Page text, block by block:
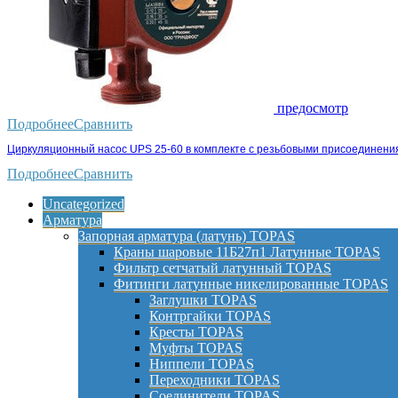
предосмотр
ПодробнееСравнить
Циркуляционный насос UPS 25-60 в комплекте с резьбовыми
ПодробнееСравнить
Uncategorized
Арматура
Запорная арматура (латунь) TOPAS
Краны шаровые 11Б27п1 Латунные TOPAS
Фильтр сетчатый латунный TOPAS
Фитинги латунные никелированные TOPAS
Заглушки TOPAS
Контргайки TOPAS
Кресты TOPAS
Муфты TOPAS
Ниппели TOPAS
Переходники TOPAS